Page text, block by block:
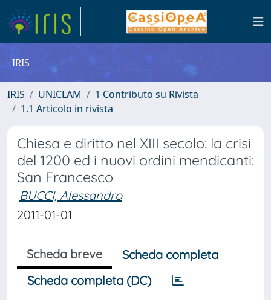
IRIS
IRIS UNICLAM
1 Contributo su Rivista
1.1 Articolo in rivista
Chiesa e diritto nel XIII secolo: la crisi
del 1200 ed i nuovi ordini mendicanti:
San Francesco
BUCCI, Alessandro
2011-01-01
Scheda breve
Scheda completa
Scheda completa (DC)